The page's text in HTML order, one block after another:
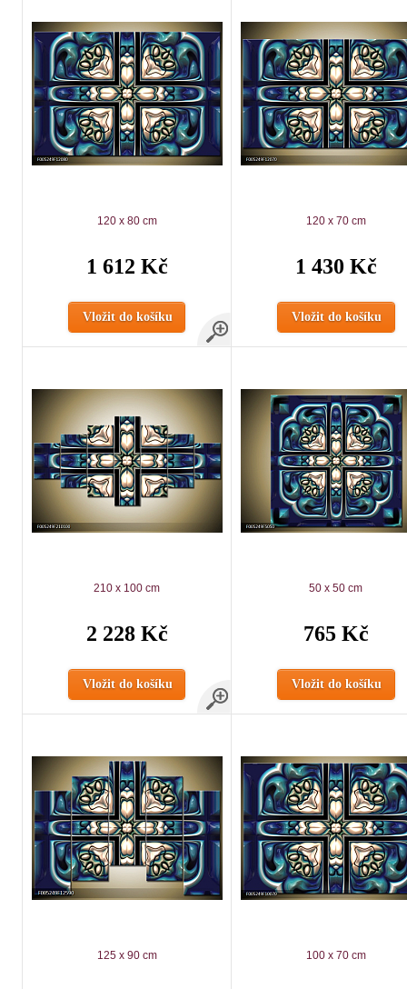
120 x 80 cm
1 612 Kč
Vložit do košíku
120 x 70 cm
1 430 Kč
Vložit do košíku
210 x 100 cm
2 228 Kč
Vložit do košíku
50 x 50 cm
765 Kč
Vložit do košíku
125 x 90 cm 100 x 70 cm